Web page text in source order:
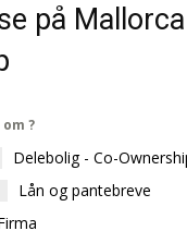
på
?
Delebolig - Co-
Lån og pantebreve